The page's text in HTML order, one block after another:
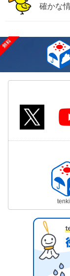
確かな